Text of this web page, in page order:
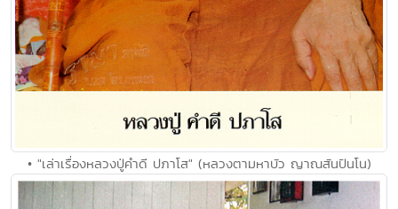
• "เล่าเรื่องหลวงปู่คำดี ปภาโส" (หลวงตามหาบัว ญาณสันปันโน)